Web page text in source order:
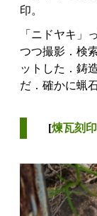
印。
「ニドヤキ
つつ撮影．検
ットした．鋳
だ．確かに蝋
[煉瓦刻印